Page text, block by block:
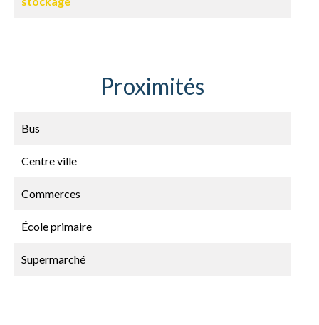
Proximités
Bus
Centre ville
Commerces
École primaire
Supermarché